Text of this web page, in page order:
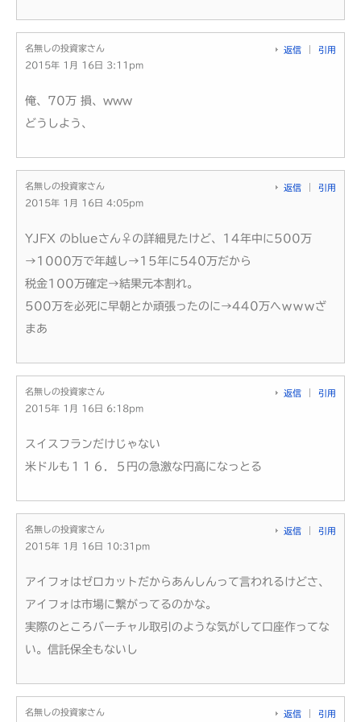
名無しの投資家さん
2015年 1月 16日 3:11pm
返信 引用
俺、70万 損、www
どうしよう、
名無しの投資家さん
2015年 1月 16日 4:05pm
返信 引用
YJFX のblueさん♀の詳細見たけど、14年中に500万
→1000万で年越し→15年に540万だから
税金100万確定→結果元本割れ。
500万を必死に早朝とか頑張ったのに→440万へｗｗｗざ
まあ
名無しの投資家さん
2015年 1月 16日 6:18pm
返信 引用
スイスフランだけじゃない
米ドルも１１６．５円の急激な円高になっとる
名無しの投資家さん
2015年 1月 16日 10:31pm
返信 引用
アイフォはゼロカットだからあんしんって言われるけどさ、
アイフォは市場に繋がってるのかな。
実際のところバーチャル取引のような気がして口座作ってな
い。信託保全もないし
名無しの投資家さん 返信 引用